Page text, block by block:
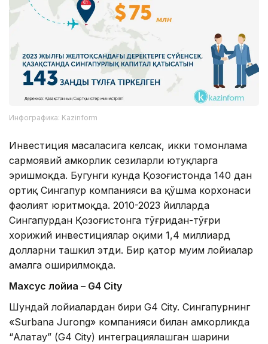
Инфографика: Kazinform
Инвестиция масаласига келсак, икки томонлама
сармоявий ҳамкорлик сезиларли ютуқларга
эришмоқда. Бугунги кунда Қозоғистонда 140 дан
ортиқ Сингапур компанияси ва қўшма корхонаси
фаолият юритмоқда. 2010-2023 йилларда
Сингапурдан Қозоғистонга тўғридан-тўғри
хорижий инвестициялар оқими 1,4 миллиард
долларни ташкил этди. Бир қатор муҳим лойиҳалар
амалга оширилмоқда.
Махсус лойиҳа – G4 City
Шундай лойиҳалардан бири G4 City. Сингапурнинг
«Surbana Jurong» компанияси билан ҳамкорликда
“Алатау” (G4 City) интеграциялашган шаҳрини